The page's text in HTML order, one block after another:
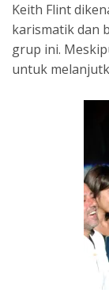
Keith Flint
karismatik dan
grup ini.
untuk